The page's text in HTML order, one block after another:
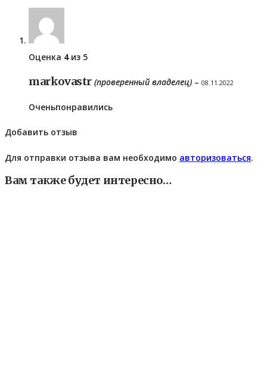
Оценка 4из 5
markovastr (проверенный владелец) – 08.11.2022
Оченьпонравились
Добавить отзыв
Для отправки отзыва вам необходимо авторизоваться.
Вам также будет интересно…